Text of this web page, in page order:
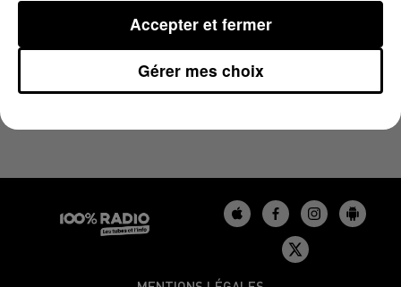
Gérer mes choix
Accepter et fermer